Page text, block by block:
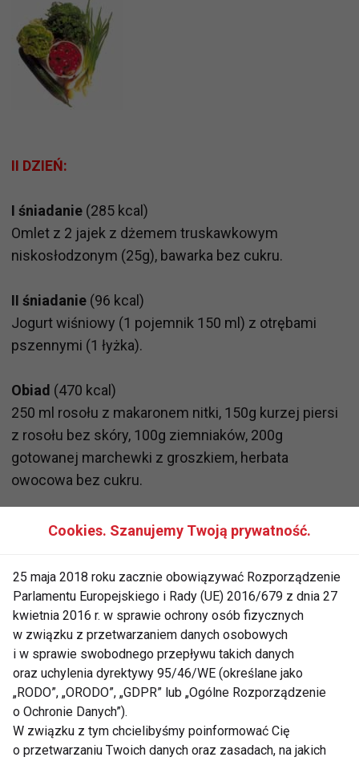
II DZIEŃ:
I śniadanie (285 kcal)
Omlet z 2 jajek z dżemem truskawkowym
niskosłodzonym (25g), bawarka bez cukru.
II śniadanie (96 kcal)
Jogurt wiśniowy (1 pojemnik 150 ml) z otrębami
pszennymi (1 łyżka).
Obiad (470 kcal)
250 ml rosołu z makaronem nitki, 150g kurzej piersi
z rosołu bez skóry, 100g ziemniaków, 200g
gotowanej marchewki z groszkiem, herbata
owocowa bez cukru.
Podwieczorek (46 kcal)
Kolacja(213 kcal)
1 kromka chleba razowego (25g) z łyżeczką
margaryny, z 2 cienkimi plasterkami kiełbasy
krakowskiej, pomidorem (100g) i łyżką szczypiorku,
bawarka bez cukru.
III DZIEŃ:
Cookies. Szanujemy Twoją prywatność.
25 maja 2018 roku zacznie obowiązywać Rozporządzenie
Parlamentu Europejskiego i Rady (UE) 2016/679 z dnia 27
kwietnia 2016 r. w sprawie ochrony osób fizycznych
w związku z przetwarzaniem danych osobowych
i w sprawie swobodnego przepływu takich danych
oraz uchylenia dyrektywy 95/46/WE (określane jako
„RODO”, „ORODO”, „GDPR” lub „Ogólne Rozporządzenie
o Ochronie Danych”).
W związku z tym chcielibyśmy poinformować Cię
o przetwarzaniu Twoich danych oraz zasadach, na jakich